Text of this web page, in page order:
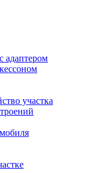
адаптером
участка